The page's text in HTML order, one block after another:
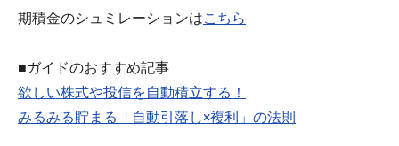
期積金のシュミレーションはこちら
■ガイドのおすすめ記事
欲しい株式や投信を自動積立する！
みるみる貯まる「自動引落し×複利」の法則